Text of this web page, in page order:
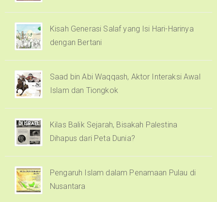
Kisah Generasi Salaf yang Isi Hari-Harinya
dengan Bertani
Saad bin Abi Waqqash, Aktor Interaksi Awal
Islam dan Tiongkok
Kilas Balik Sejarah, Bisakah Palestina
Dihapus dari Peta Dunia?
Pengaruh Islam dalam Penamaan Pulau di
Nusantara